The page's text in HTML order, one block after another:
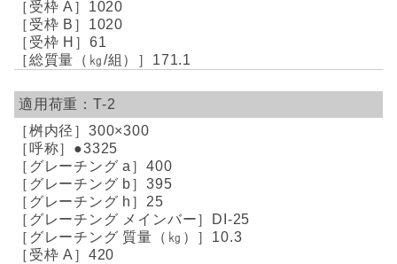
1020
1020
61
171.1
T-2
300×300
●3325
400
395
25
DI-25
10.3
420